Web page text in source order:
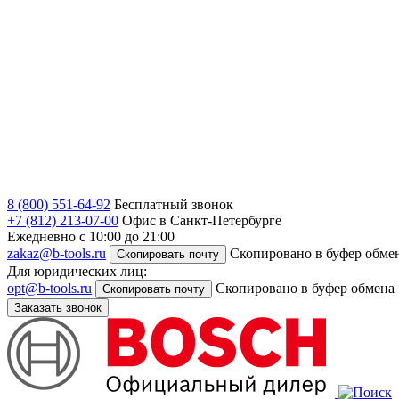
8 (800) 551-64-92 Бесплатный звонок
+7 (812) 213-07-00 Офис в Санкт-Петербурге
Ежедневно с 10:00 до 21:00
zakaz@b-tools.ru
Скопировать почту
Скопировано в буфер
Для юридических лиц:
opt@b-tools.ru
Скопировать почту Скопировано в буфер обмена
Заказать звонок